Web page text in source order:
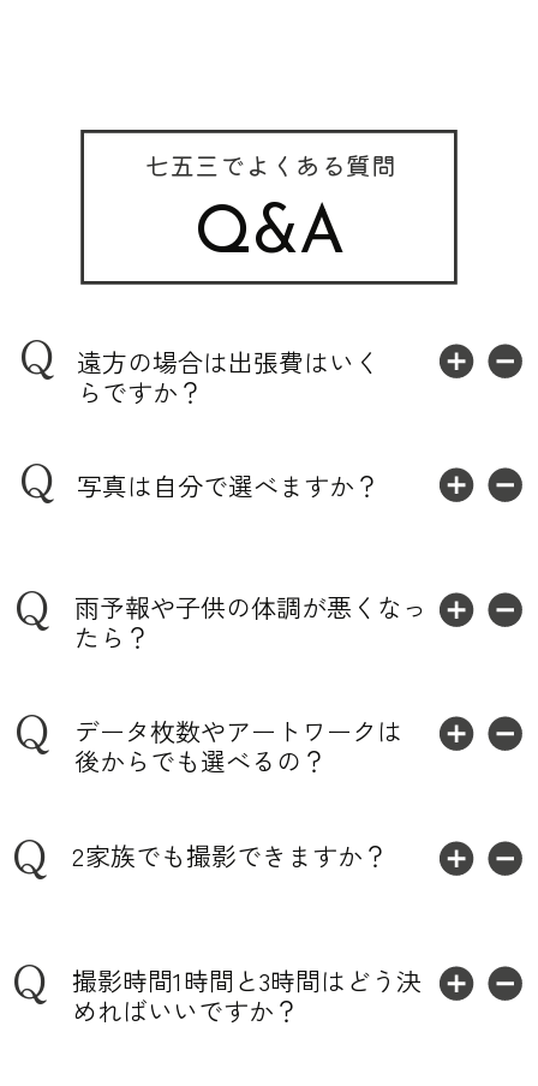
Q&A
七五三でよくある質問
Q 遠方の場合は出張費はいく
らですか？
Q 写真は自分で選べますか？
Q
雨予報や子供の体調が悪くなっ
たら？
Q
データ枚数やアートワークは
後からでも選べるの？
Q 2家族でも撮影できますか？
Q
撮影時間1時間と3時間はどう決
めればいいですか？